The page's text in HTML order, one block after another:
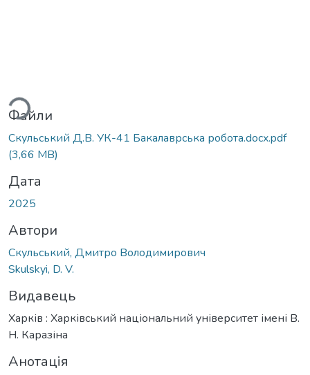
Файли
Скульський Д.В. УК-41 Бакалаврська робота.docx.pdf
(3,66 MB)
Дата
2025
Автори
Скульський, Дмитро Володимирович
Skulskyi, D. V.
Видавець
Харків : Харківський національний університет імені В.
Н. Каразіна
Анотація